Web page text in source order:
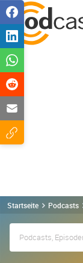
Startseite Podcasts